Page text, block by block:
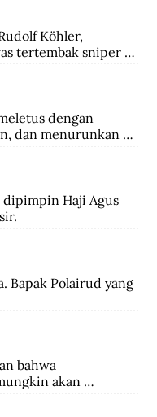
Köhler,
tertembak sniper
Aceh.
dengan
dan menurunkan
tanpa musim
Haji Agus
Bapak Polairud yang
bahwa
akan
mendatangkan